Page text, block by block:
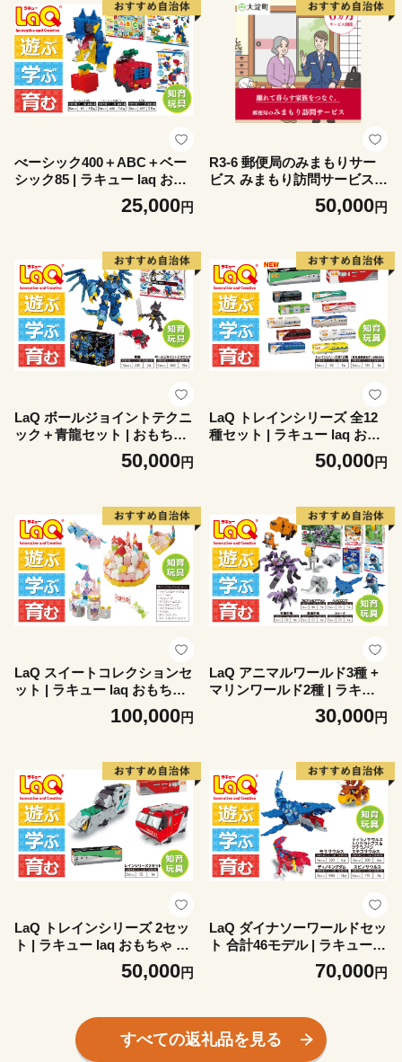
べーシック400＋ABC＋ベー
シック85 | ラキュー laq おも
ちゃ オモチャ 玩具 育む 知育
玩具 つくって楽しい ブロッ
25,000円
R3-6 郵便局のみまもりサー
ビス みまもり訪問サービス(6
ヵ月) | 郵便局 見守り みまも
50,000円
LaQ ボールジョイントテクニ
ック＋青龍セット | おもちゃ
玩具 オモチャ ラキュー 知育
玩具 パズル ブロック プレゼ
淀町
50,000円
LaQ トレインシリーズ 全12
種セット | ラキュー laq おも
ちゃ オモチャ 玩具 知育玩具
蒸気機関車 山手線 近鉄しま
ターイエロー ALFA-X新幹線
電車 玩具 遊ぶ 学ぶ 育む
50,000円
LaQ スイートコレクションセ
ット | ラキュー laq おもちゃ
オモチャ 玩具 育む 知育玩具
つくって楽しい ブロック 誕
100,000円
LaQ アニマルワールド3種 +
マリンワールド2種 | ラキュ
ー laq おもちゃ オモチャ 玩
具 育む 知育玩具 つくって楽
入園 お祝い プレゼント 奈良
県 大淀町
30,000円
LaQ トレインシリーズ 2セッ
ト | ラキュー laq おもちゃ オ
モチャ 玩具 育む 知育玩具 E
H500電気機関車 ALFA-X E95
入園 お祝い プレゼント 奈良
50,000円
LaQ ダイナソーワールドセッ
ト 合計46モデル | ラキュー la
q おもちゃ オモチャ 玩具 育
む 知育玩具 つくって楽しい
町 恐竜
70,000円
すべての返礼品を見る